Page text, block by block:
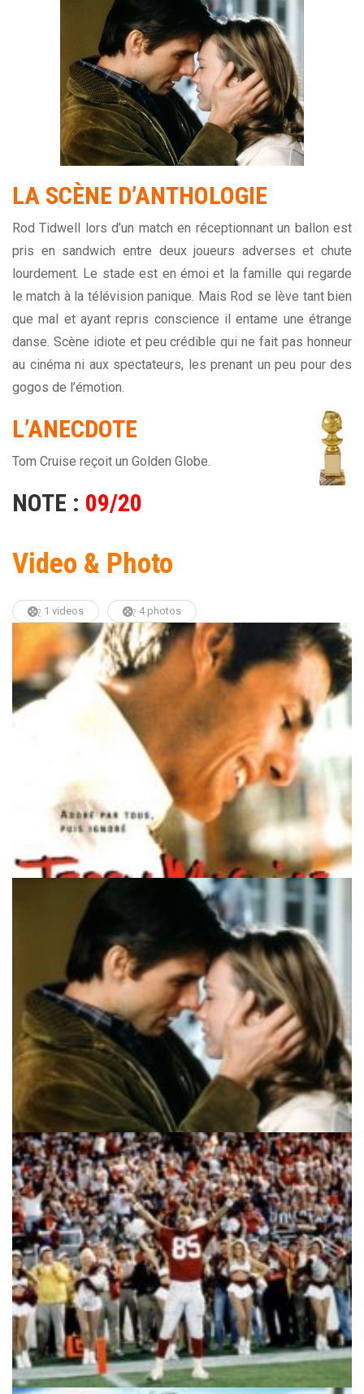
LA SCÈNE D’ANTHOLOGIE
Rod Tidwell lors d’un match en réceptionnant un ballon est
pris en sandwich entre deux joueurs adverses et chute
lourdement. Le stade est en émoi et la famille qui regarde
le match à la télévision panique. Mais Rod se lève tant bien
que mal et ayant repris conscience il entame une étrange
danse. Scène idiote et peu crédible qui ne fait pas honneur
au cinéma ni aux spectateurs, les prenant un peu pour des
gogos de l’émotion.
L’ANECDOTE
Tom Cruise reçoit un Golden Globe.
NOTE : 09/20
Video & Photo
1 videos 4 photos